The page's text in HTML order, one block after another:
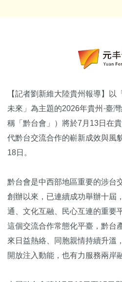
【記者劉新維大陸貴州報導】
未來」為主題的2026年貴州·臺
稱「黔台會」）將於7月13日在
代黔台交流合作的嶄新成效與風
18日。
黔台會是中西部地區重要的涉台
創辦以來，已連續成功舉辦十屆
通、文化互融、民心互連的重要
這個交流合作常態化平臺，黔台
來日益熱絡、同胞親情持續升溫
開放注入動能，也有力服務兩岸